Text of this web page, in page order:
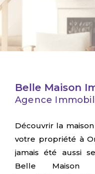
Belle Maison
Agence
Découvrir la
votre propriété à
jamais été aussi
Belle Maison